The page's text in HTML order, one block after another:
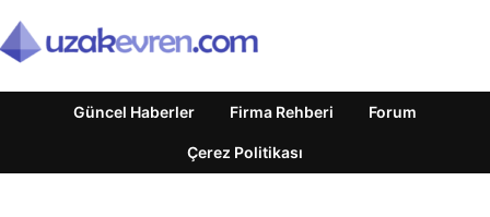
Güncel Haberler Firma Rehberi Forum
Çerez Politikası